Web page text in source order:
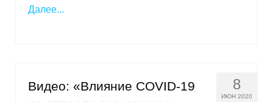
Ученый совет
Далее...
8
ИЮН 2020
Видео: «Влияние COVID-19